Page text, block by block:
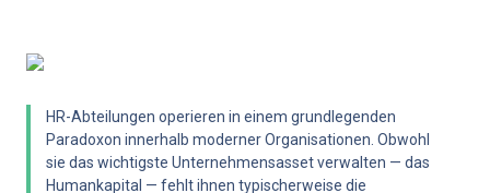
HR-Abteilungen operieren in einem grundlegenden
Paradoxon innerhalb moderner Organisationen. Obwohl
sie das wichtigste Unternehmensasset verwalten — das
Humankapital — fehlt ihnen typischerweise die